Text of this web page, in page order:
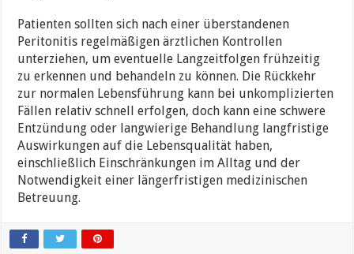
Patienten sollten sich nach einer überstandenen
Peritonitis regelmäßigen ärztlichen Kontrollen
unterziehen, um eventuelle Langzeitfolgen frühzeitig
zu erkennen und behandeln zu können. Die Rückkehr
zur normalen Lebensführung kann bei unkomplizierten
Fällen relativ schnell erfolgen, doch kann eine schwere
Entzündung oder langwierige Behandlung langfristige
Auswirkungen auf die Lebensqualität haben,
einschließlich Einschränkungen im Alltag und der
Notwendigkeit einer längerfristigen medizinischen
Betreuung.